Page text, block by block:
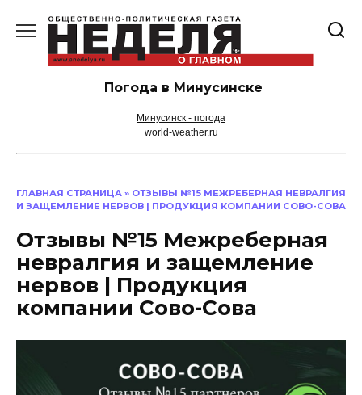
содержанию
Погода в Минусинске
Минусинск - погода
world-weather.ru
ГЛАВНАЯ СТРАНИЦА » ОТЗЫВЫ №15 МЕЖРЕБЕРНАЯ НЕВРАЛГИЯ
И ЗАЩЕМЛЕНИЕ НЕРВОВ | ПРОДУКЦИЯ КОМПАНИИ СОВО-СОВА
Отзывы №15 Межреберная
невралгия и защемление
нервов | Продукция
компании Сово-Сова